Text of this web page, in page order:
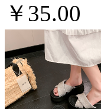
￥35.00